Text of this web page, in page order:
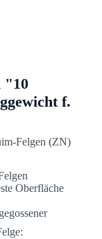
"10
f.
Felgen (ZN)
Oberfläche